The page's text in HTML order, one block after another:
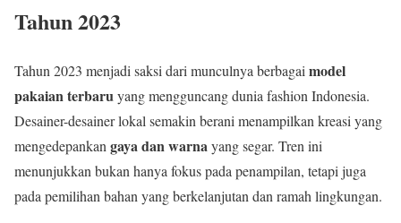
Tahun 2023
Tahun 2023 menjadi saksi dari munculnya berbagai model
pakaian terbaruyang mengguncang dunia fashion Indonesia.
Desainer-desainer lokal semakin berani menampilkan kreasi yang
mengedepankan gaya dan warnayang segar. Tren ini
menunjukkan bukan hanya fokus pada penampilan, tetapi juga
pada pemilihan bahan yang berkelanjutan dan ramah lingkungan.